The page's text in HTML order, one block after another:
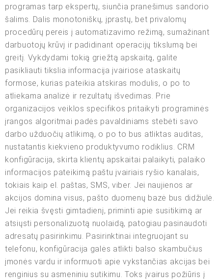
programas tarp ekspertų, siunčia pranešimus sandorio
šalims. Dalis monotoniškų, įprastų, bet privalomų
procedūrų pereis į automatizavimo režimą, sumažinant
darbuotojų krūvį ir padidinant operacijų tikslumą bei
greitį. Vykdydami tokią griežtą apskaitą, galite
pasikliauti tikslia informacija įvairiose ataskaitų
formose, kurias pateikia atskiras modulis, o po to
atliekama analizė ir rezultatų išvedimas. Prie
organizacijos veiklos specifikos pritaikyti programinės
įrangos algoritmai padės pavaldiniams stebėti savo
darbo užduočių atlikimą, o po to bus atliktas auditas,
nustatantis kiekvieno produktyvumo rodiklius. CRM
konfigūracija, skirta klientų apskaitai palaikyti, palaiko
informacijos pateikimą paštu įvairiais ryšio kanalais,
tokiais kaip el. paštas, SMS, viber. Jei naujienos ar
akcijos domina visus, pašto duomenų bazė bus didžiulė.
Jei reikia švęsti gimtadienį, priminti apie susitikimą ar
atsiųsti personalizuotą nuolaidą, patogiau pasinaudoti
adresatų pasirinkimu. Pasirinktinai integruojant su
telefonu, konfigūracija galės atlikti balso skambučius
įmonės vardu ir informuoti apie vykstančias akcijas bei
renginius su asmeniniu sutikimu. Toks įvairus požiūris į